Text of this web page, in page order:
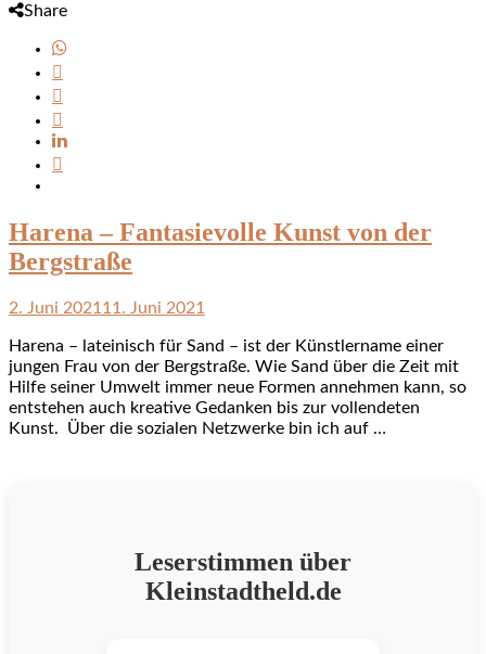
Share
Harena – Fantasievolle Kunst von der
Bergstraße
2. Juni 2021 11. Juni 2021
Harena – lateinisch für Sand – ist der Künstlername einer
jungen Frau von der Bergstraße. Wie Sand über die Zeit mit
Hilfe seiner Umwelt immer neue Formen annehmen kann, so
entstehen auch kreative Gedanken bis zur vollendeten
Kunst. Über die sozialen Netzwerke bin ich auf …
Leserstimmen über
Kleinstadtheld.de